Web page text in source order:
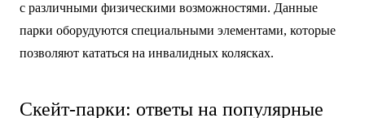
с различными физическими возможностями. Данные
парки оборудуются специальными элементами, которые
позволяют кататься на инвалидных колясках.
Скейт-парки: ответы на популярные